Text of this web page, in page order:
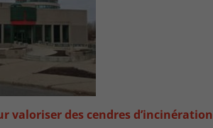
valoriser des cendres d’incinération